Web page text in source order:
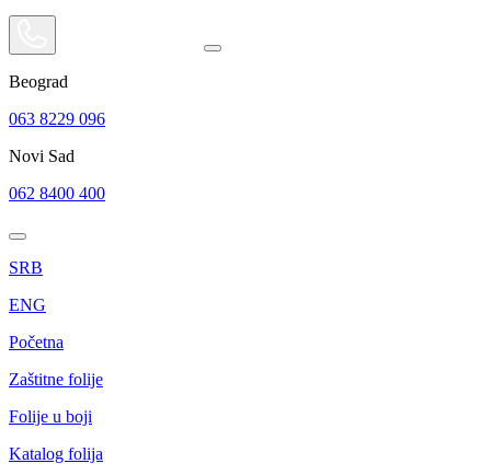
Beograd
063 8229 096
Novi Sad
062 8400 400
SRB
ENG
Početna
Zaštitne folije
Folije u boji
Katalog folija